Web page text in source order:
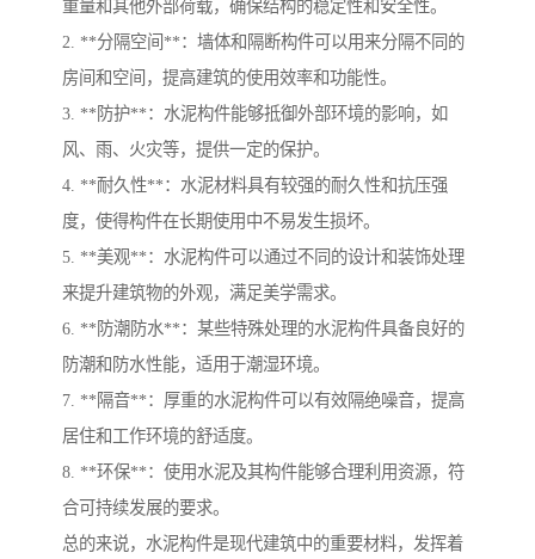
重量和其他外部荷载，确保结构的稳定性和安全性。
2. **分隔空间**：墙体和隔断构件可以用来分隔不同的
房间和空间，提高建筑的使用效率和功能性。
3. **防护**：水泥构件能够抵御外部环境的影响，如
风、雨、火灾等，提供一定的保护。
4. **耐久性**：水泥材料具有较强的耐久性和抗压强
度，使得构件在长期使用中不易发生损坏。
5. **美观**：水泥构件可以通过不同的设计和装饰处理
来提升建筑物的外观，满足美学需求。
6. **防潮防水**：某些特殊处理的水泥构件具备良好的
防潮和防水性能，适用于潮湿环境。
7. **隔音**：厚重的水泥构件可以有效隔绝噪音，提高
居住和工作环境的舒适度。
8. **环保**：使用水泥及其构件能够合理利用资源，符
合可持续发展的要求。
总的来说，水泥构件是现代建筑中的重要材料，发挥着